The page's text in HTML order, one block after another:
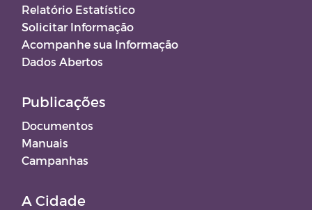
Relatório Estatístico
Solicitar Informação
Acompanhe sua Informação
Dados Abertos
Publicações
Documentos
Manuais
Campanhas
A Cidade